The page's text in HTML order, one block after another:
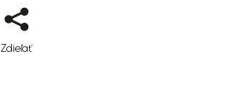
Zdieľať